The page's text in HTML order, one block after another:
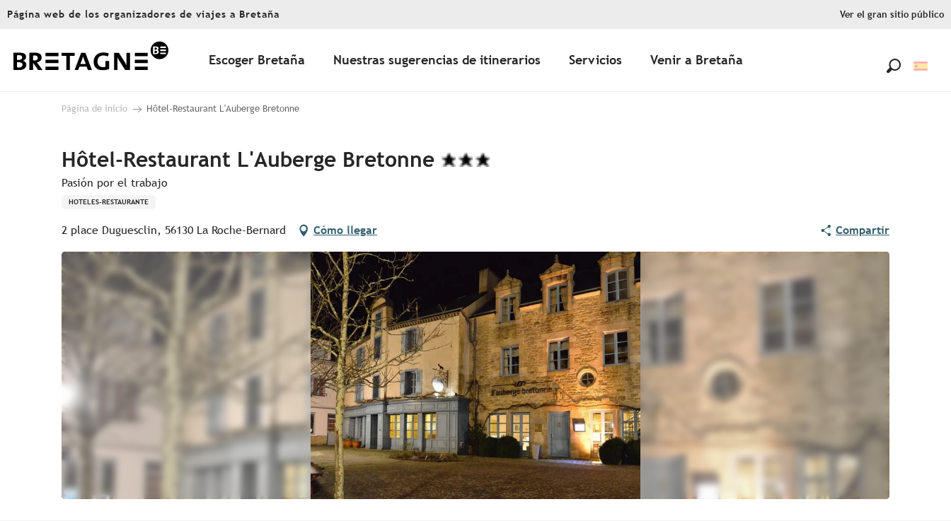
Aller
principal
Página web de los organizadores de viajes a Bretaña Ver el gran sitio público
Escoger Bretaña Nuestras sugerencias de itinerarios Servicios Venir a Bretaña
Página de inicio Hôtel-Restaurant L'Auberge Bretonne
Hôtel-Restaurant L'Auberge Bretonne
Pasión por el trabajo
HOTELES-RESTAURANTE
2 place Duguesclin, 56130 La Roche-Bernard Cómo llegar Compartir